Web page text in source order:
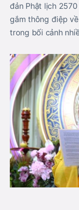
đản Phật lịch
gắm thông điệp
trong bối cảnh